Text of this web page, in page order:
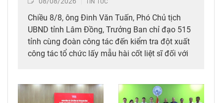
TIN TỨC
Chiều 8/8, ông Đinh Văn Tuấn, Phó Chủ tịch
UBND tỉnh Lâm Đồng, Trưởng Ban chỉ đạo 515
tỉnh cùng đoàn công tác đến kiểm tra đột xuất
công tác tổ chức lấy mẫu hài cốt liệt sĩ đối với
thời tặng quà cho cán bộ, chiến sĩ tham gia